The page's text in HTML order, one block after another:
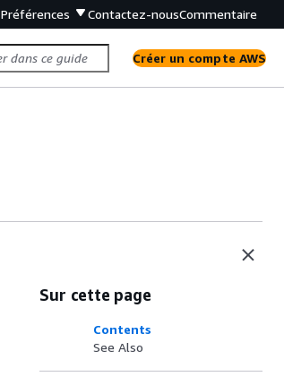
Préférences Contactez-nousCommentaire
Créer un compte AWS
Sur cette page
Contents
See Also